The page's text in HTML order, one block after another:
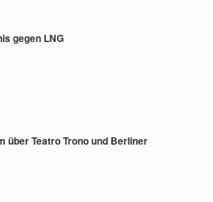
gegen LNG
über Teatro Trono und Berliner